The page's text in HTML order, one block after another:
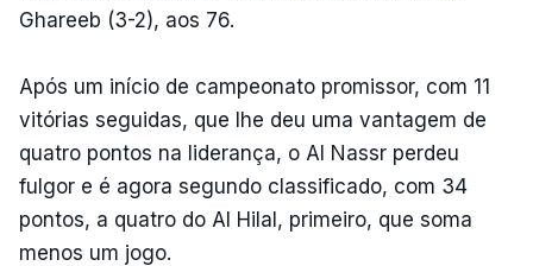
Ghareeb (3-2), aos 76.
Após um início de campeonato promissor, com 11
vitórias seguidas, que lhe deu uma vantagem de
quatro pontos na liderança, o Al Nassr perdeu
fulgor e é agora segundo classificado, com 34
pontos, a quatro do Al Hilal, primeiro, que soma
menos um jogo.